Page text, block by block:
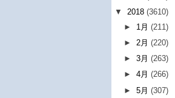
▼ 2018 (3610)
► 1月(211)
► 2月(220)
►3月(263)
►4月(266)
►5月(307)